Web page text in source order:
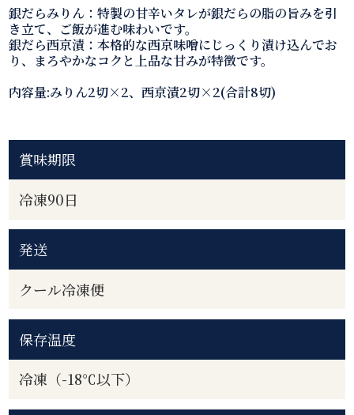
銀だらみりん：特製の甘辛いタレが銀だらの脂の旨みを引
き立て、ご飯が進む味わいです。
銀だら西京漬：本格的な西京味噌にじっくり漬け込んでお
り、まろやかなコクと上品な甘みが特徴です。
内容量:みりん2切×2、西京漬2切×2(合計8切)
賞味期限
冷凍90日
発送
クール冷凍便
保存温度
冷凍（-18℃以下）